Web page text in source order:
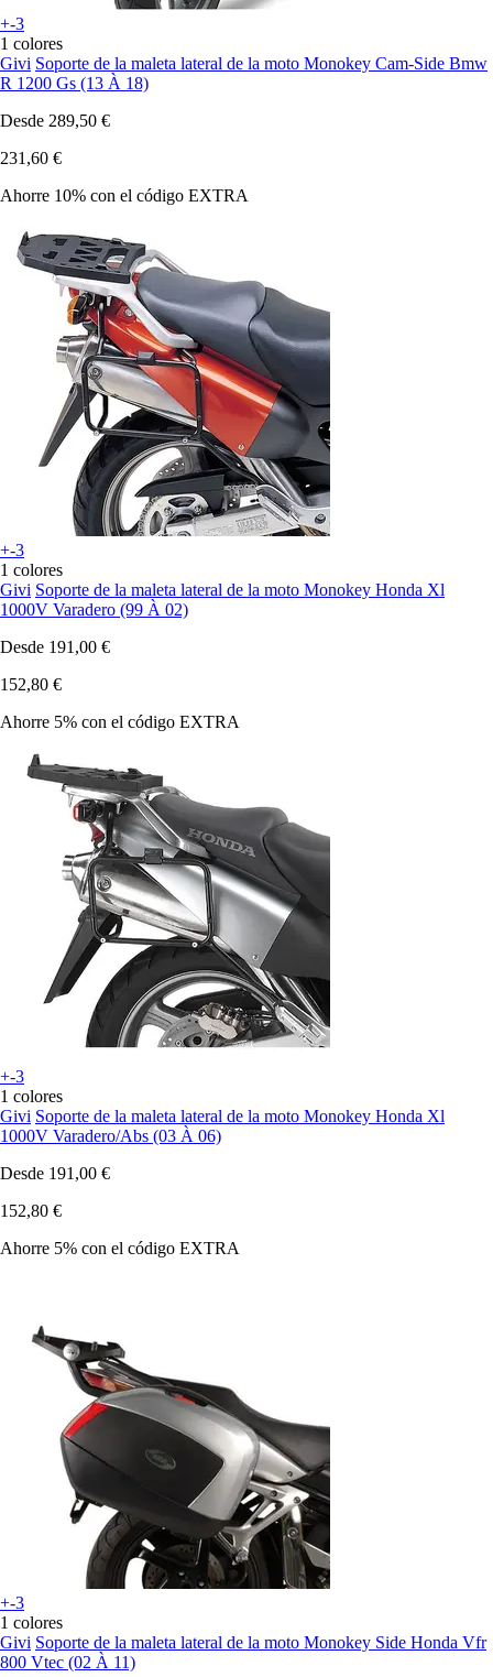
+-3
1 colores
Givi Soporte de la maleta lateral de la moto Monokey Cam-Side Bmw
R 1200 Gs (13 À 18)
Desde 289,50 €
231,60 €
Ahorre 10% con el código EXTRA
+-3
1 colores
Givi Soporte de la maleta lateral de la moto Monokey Honda Xl
1000V Varadero (99 À 02)
Desde 191,00 €
152,80 €
Ahorre 5% con el código EXTRA
+-3
1 colores
Givi Soporte de la maleta lateral de la moto Monokey Honda Xl
1000V Varadero/Abs (03 À 06)
Desde 191,00 €
152,80 €
Ahorre 5% con el código EXTRA
+-3
1 colores
Givi Soporte de la maleta lateral de la moto Monokey Side Honda Vfr
800 Vtec (02 À 11)